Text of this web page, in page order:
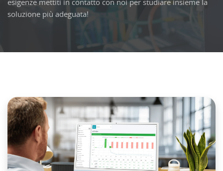
esigenze mettiti in contatto con noi per studiare insieme la
soluzione più adeguata!